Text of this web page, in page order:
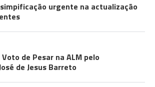
urgente na actualização
de Pesar na ALM pelo
de Jesus Barreto